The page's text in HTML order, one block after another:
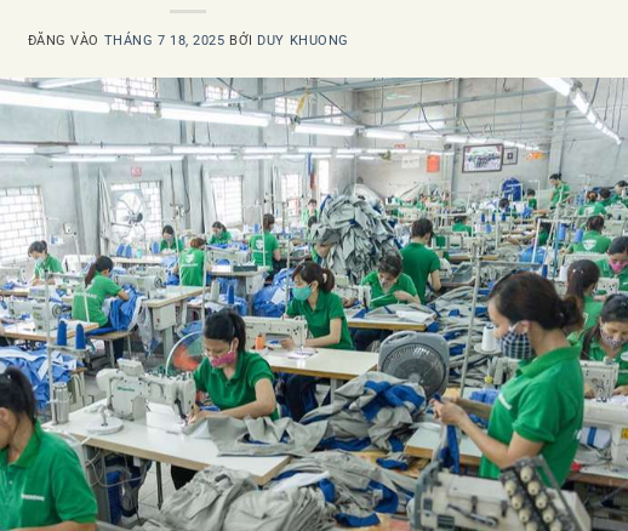
ĐĂNG VÀO THÁNG 7 18, 2025 BỞI DUY KHUONG